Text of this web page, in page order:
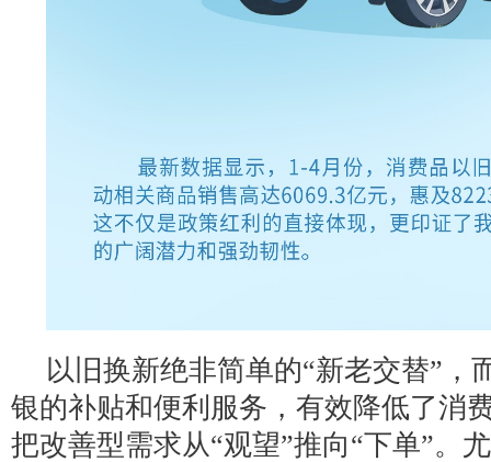
以旧换新绝非简单的“新老交替”，
银的补贴和便利服务，有效降低了消
把改善型需求从“观望”推向“下单”。